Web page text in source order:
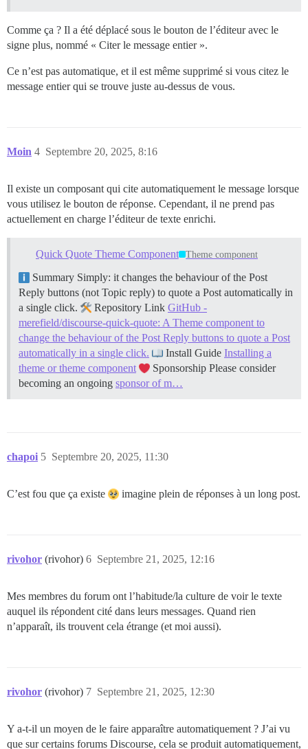
Comme ça ? Il a été déplacé sous le bouton de l’éditeur avec le
signe plus, nommé « Citer le message entier ».
Ce n’est pas automatique, et il est même supprimé si vous citez le
message entier qui se trouve juste au-dessus de vous.
Moin Septembre 20, 2025, 8:16
4
Il existe un composant qui cite automatiquement le message lorsque
vous utilisez le bouton de réponse. Cependant, il ne prend pas
actuellement en charge l’éditeur de texte enrichi.
Quick Quote Theme Component Theme component
Summary Simply: it changes the behaviour of the Post
Reply buttons (not Topic reply) to quote a Post automatically in
a single click.
Repository Link GitHub -
merefield/discourse-quick-quote: A Theme component to
change the behaviour of the Post Reply buttons to quote a Post
automatically in a single click.
Install Guide Installing a
theme or theme component
Sponsorship Please consider
becoming an ongoing sponsor of m…
chapoi Septembre 20, 2025, 11:30
5
C’est fou que ça existe imagine plein de réponses à un long post.
rivohor (rivohor) Septembre 21, 2025, 12:16
6
Mes membres du forum ont l’habitude/la culture de voir le texte
auquel ils répondent cité dans leurs messages. Quand rien
n’apparaît, ils trouvent cela étrange (et moi aussi).
rivohor (rivohor) Septembre 21, 2025, 12:30
7
Y a-t-il un moyen de le faire apparaître automatiquement ? J’ai vu
que sur certains forums Discourse, cela se produit automatiquement,